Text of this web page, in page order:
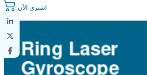
اشتري الآن